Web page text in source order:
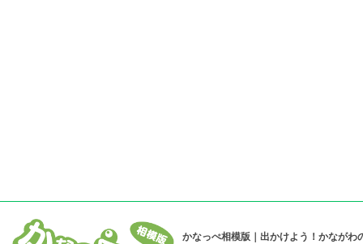
かなっぺ相模版｜出かけよう！かながわ